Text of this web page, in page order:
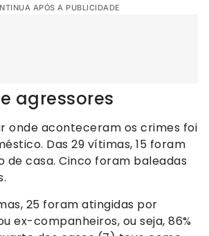
APÓS A PUBLICIDADE
agressores
onde aconteceram os crimes foi
Das 29 vítimas, 15 foram
de casa. Cinco foram baleadas
25 foram atingidas por
ex-companheiros, ou seja, 86%